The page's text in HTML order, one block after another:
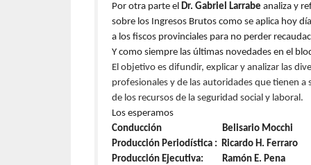
Por otra parte el Dr. Gabriel Larrabe analiza y
sobre los Ingresos Brutos como se aplica hoy
a los fiscos provinciales para no perder
Y como siempre las últimas novedades en el
El objetivo es difundir, explicar y analizar las
profesionales y de las autoridades que tienen
de los recursos de la seguridad social y laboral.
Los esperamos
Conducción Belisario Mocchi
Producción Periodística : Ricardo H. Ferraro
Producción Ejecutiva: Ramón E. Pena